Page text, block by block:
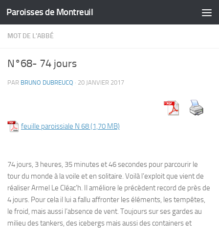
Skip to content
Paroisses de Montreuil
MOT DE L'ABBÉ
N°68- 74 jours
PAR BRUNO DUBREUCQ · 20 JANVIER 2017
feuille paroissiale N 68
74 jours, 3 heures, 35 minutes et 46 secondes pour parcourir le
tour du monde à la voile et en solitaire. Voilà l’exploit que vient de
réaliser Armel Le Cléac’h. Il améliore le précèdent record de près de
4 jours. Pour cela il lui a fallu affronter les éléments, les tempêtes,
le froid, mais aussi l’absence de vent. Toujours sur ses gardes au
milieu des tankers, des icebergs mais aussi des containers et